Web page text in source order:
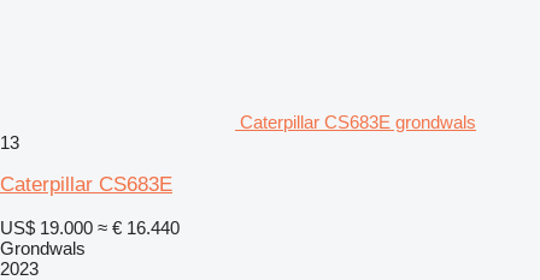
Caterpillar CS683E grondwals
13
Caterpillar CS683E
US$ 19.000 ≈ € 16.440
Grondwals
2023